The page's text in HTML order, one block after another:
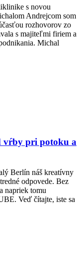
s novou
Andrejcom som
rozhovorov zo
s majiteľmi firiem a
Michal
vŕby pri potoku a
Berlín náš kreatívny
odpovede. Bez
napriek tomu
Veď čítajte, iste sa